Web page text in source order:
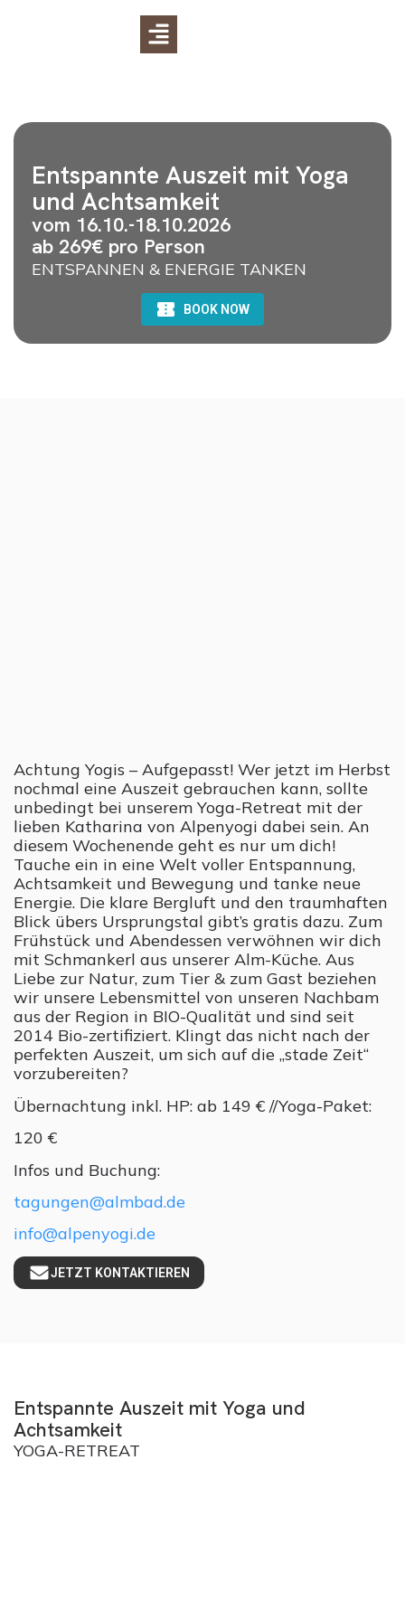
Entspannte Auszeit mit Yoga
und Achtsamkeit
vom 16.10.-18.10.2026
ab 269€ pro Person
ENTSPANNEN & ENERGIE TANKEN
Achtung Yogis – Aufgepasst! Wer jetzt im Herbst
nochmal eine Auszeit gebrauchen kann, sollte
unbedingt bei unserem Yoga-Retreat mit der
lieben Katharina von Alpenyogi dabei sein. An
diesem Wochenende geht es nur um dich!
Tauche ein in eine Welt voller Entspannung,
Achtsamkeit und Bewegung und tanke neue
Energie. Die klare Bergluft und den traumhaften
Blick übers Ursprungstal gibt’s gratis dazu. Zum
Frühstück und Abendessen verwöhnen wir dich
mit Schmankerl aus unserer Alm-Küche. Aus
Liebe zur Natur, zum Tier & zum Gast beziehen
wir unsere Lebensmittel von unseren Nachbam
aus der Region in BIO-Qualität und sind seit
2014 Bio-zertifiziert. Klingt das nicht nach der
perfekten Auszeit, um sich auf die „stade Zeit“
vorzubereiten?
Übernachtung inkl. HP: ab 149 € //Yoga-Paket:
120 €
Infos und Buchung:
tagungen@almbad.de
info@alpenyogi.de
JETZT KONTAKTIEREN
Entspannte Auszeit mit Yoga und
Achtsamkeit
YOGA-RETREAT